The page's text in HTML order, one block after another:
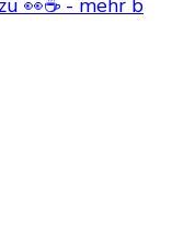
👀☕ - mehr b